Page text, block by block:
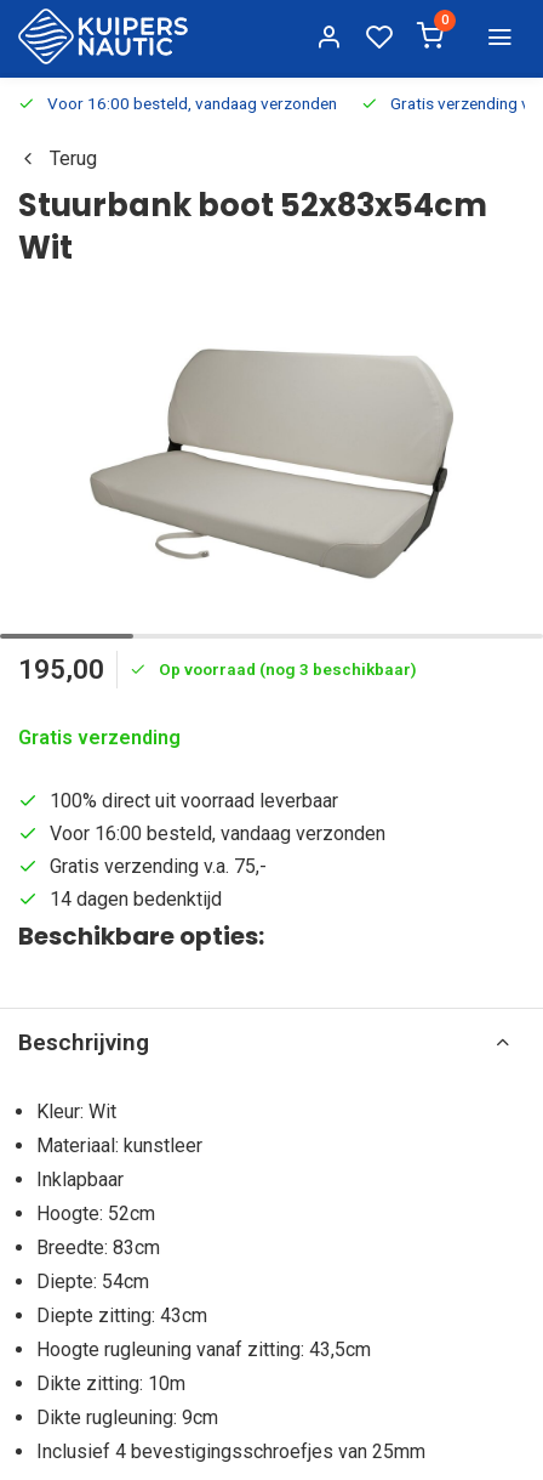
0
Voor 16:00 besteld, vandaag verzonden Gratis verzending
Terug
Stuurbank boot 52x83x54cm
Wit
195,00 Op voorraad (nog 3 beschikbaar)
Gratis verzending
100% direct uit voorraad leverbaar
Voor 16:00 besteld, vandaag verzonden
Gratis verzending v.a. 75,-
14 dagen bedenktijd
Beschikbare opties:
Beschrijving
Kleur: Wit
Materiaal: kunstleer
Inklapbaar
Hoogte: 52cm
Breedte: 83cm
Diepte: 54cm
Diepte zitting: 43cm
Hoogte rugleuning vanaf zitting: 43,5cm
Dikte zitting: 10m
Dikte rugleuning: 9cm
Inclusief 4 bevestigingsschroefjes van 25mm